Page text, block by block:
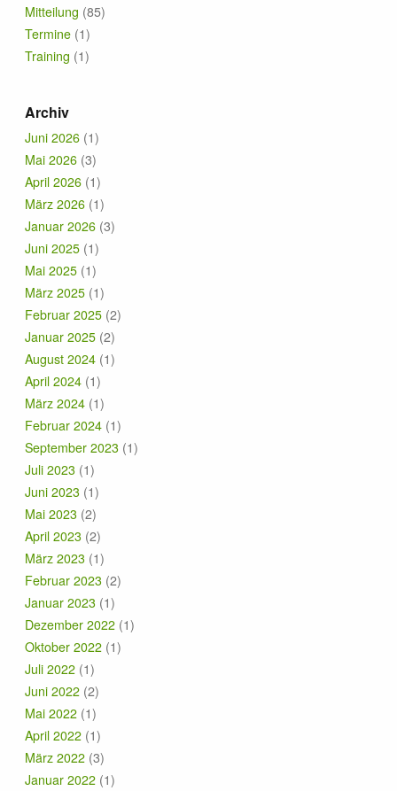
Mitteilung (85)
Termine (1)
Training (1)
Archiv
Juni 2026 (1)
Mai 2026 (3)
April 2026 (1)
März 2026 (1)
Januar 2026 (3)
Juni 2025 (1)
Mai 2025 (1)
März 2025 (1)
Februar 2025 (2)
Januar 2025 (2)
August 2024 (1)
April 2024 (1)
März 2024 (1)
Februar 2024 (1)
September 2023 (1)
Juli 2023 (1)
Juni 2023 (1)
Mai 2023 (2)
April 2023 (2)
März 2023 (1)
Februar 2023 (2)
Januar 2023 (1)
Dezember 2022 (1)
Oktober 2022 (1)
Juli 2022 (1)
Juni 2022 (2)
Mai 2022 (1)
April 2022 (1)
März 2022 (3)
Januar 2022 (1)